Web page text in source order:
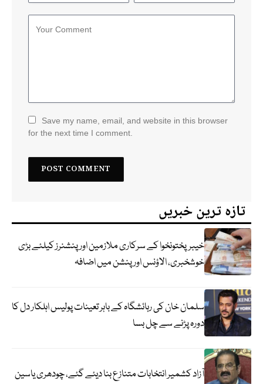
Save my name, email, and website in this browser
for the next time I comment.
تازہ ترین خبریں
خیبرپختونخوا کے سرکاری ملازمین اور پنشنرز کیلئے بڑی
خوشخبری، الاؤنس اور پنشن میں اضافہ
سلمان خان کی رہائشگاہ کے باہر تعینات پولیس اہلکار دل کا
دورہ پڑنے سے چل بسا
آزاد کشمیر انتخابات متنازع بنا دیئے گئے، چودھری یاسین